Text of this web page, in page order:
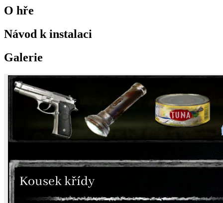
O hře
Návod k instalaci
Galerie